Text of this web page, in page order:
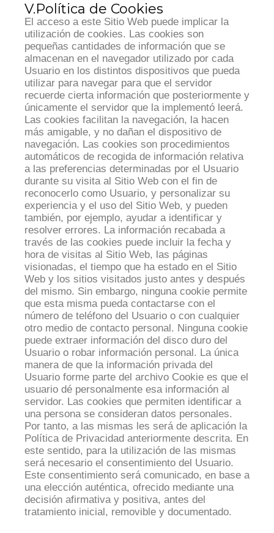
V.Política de Cookies
El acceso a este Sitio Web puede implicar la
utilización de cookies. Las cookies son
pequeñas cantidades de información que se
almacenan en el navegador utilizado por cada
Usuario en los distintos dispositivos que pueda
utilizar para navegar para que el servidor
recuerde cierta información que posteriormente y
únicamente el servidor que la implementó leerá.
Las cookies facilitan la navegación, la hacen
más amigable, y no dañan el dispositivo de
navegación. Las cookies son procedimientos
automáticos de recogida de información relativa
a las preferencias determinadas por el Usuario
durante su visita al Sitio Web con el fin de
reconocerlo como Usuario, y personalizar su
experiencia y el uso del Sitio Web, y pueden
también, por ejemplo, ayudar a identificar y
resolver errores. La información recabada a
través de las cookies puede incluir la fecha y
hora de visitas al Sitio Web, las páginas
visionadas, el tiempo que ha estado en el Sitio
Web y los sitios visitados justo antes y después
del mismo. Sin embargo, ninguna cookie permite
que esta misma pueda contactarse con el
número de teléfono del Usuario o con cualquier
otro medio de contacto personal. Ninguna cookie
puede extraer información del disco duro del
Usuario o robar información personal. La única
manera de que la información privada del
Usuario forme parte del archivo Cookie es que el
usuario dé personalmente esa información al
servidor. Las cookies que permiten identificar a
una persona se consideran datos personales.
Por tanto, a las mismas les será de aplicación la
Política de Privacidad anteriormente descrita. En
este sentido, para la utilización de las mismas
será necesario el consentimiento del Usuario.
Este consentimiento será comunicado, en base a
una elección auténtica, ofrecido mediante una
decisión afirmativa y positiva, antes del
tratamiento inicial, removible y documentado.